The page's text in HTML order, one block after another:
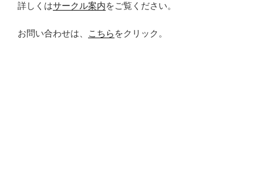
詳しくはサークル案内をご覧ください。
お問い合わせは、 こちら をクリック。